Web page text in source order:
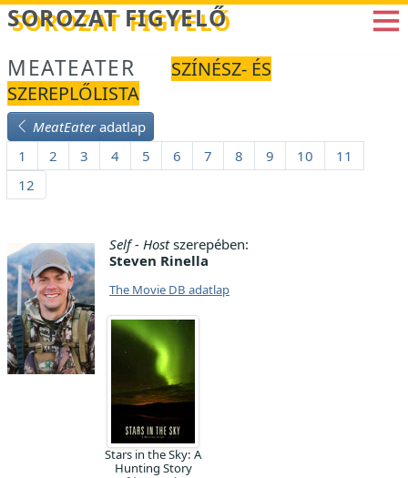
Betöltés...
SOROZAT FIGYELŐ
MEATEATER
SZÍNÉSZ- ÉS
SZEREPLŐLISTA
MeatEateradatlap
1
2 3 4 5 6 7 8 9 10
11
12
Self - Hostszerepében:
Steven Rinella
The Movie DB adatlap
Stars in the Sky: A
Hunting Story